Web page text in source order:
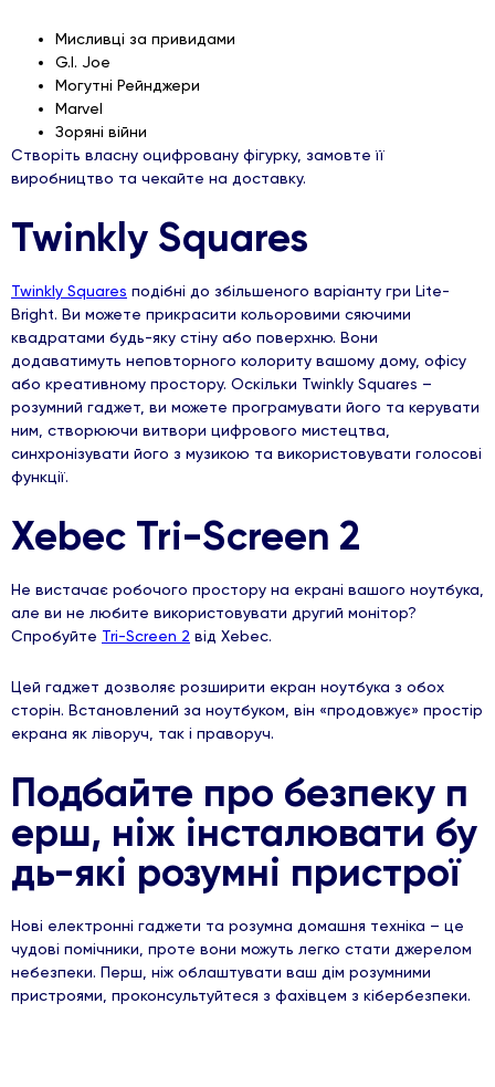
Мисливці за привидами
G.I. Joe
Могутні Рейнджери
Marvel
Зоряні війни
Створіть власну оцифровану фігурку, замовте її
виробництво та чекайте на доставку.
Twinkly Squares
Twinkly Squares подібні до збільшеного варіанту гри Lite-
Bright. Ви можете прикрасити кольоровими сяючими
квадратами будь-яку стіну або поверхню. Вони
додаватимуть неповторного колориту вашому дому, офісу
або креативному простору. Оскільки Twinkly Squares –
розумний гаджет, ви можете програмувати його та керувати
ним, створюючи витвори цифрового мистецтва,
синхронізувати його з музикою та використовувати голосові
функції.
Xebec Tri-Screen 2
Не вистачає робочого простору на екрані вашого ноутбука,
але ви не любите використовувати другий монітор?
Спробуйте Tri-Screen 2 від Xebec.
Цей гаджет дозволяє розширити екран ноутбука з обох
сторін. Встановлений за ноутбуком, він «продовжує» простір
екрана як ліворуч, так і праворуч.
Подбайте про безпеку п
ерш, ніж інсталювати бу
дь-які розумні пристрої
Нові електронні гаджети та розумна домашня техніка – це
чудові помічники, проте вони можуть легко стати джерелом
небезпеки. Перш, ніж облаштувати ваш дім розумними
пристроями, проконсультуйтеся з фахівцем з кібербезпеки.